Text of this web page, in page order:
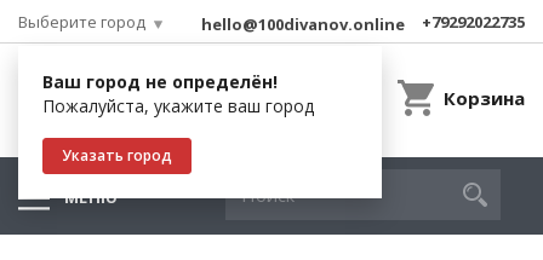
Выберите город
Ваш город не определён!
Пожалуйста, укажите ваш город
Указать город
hello@100divanov.online +79292022735
Корзина
МЕНЮ